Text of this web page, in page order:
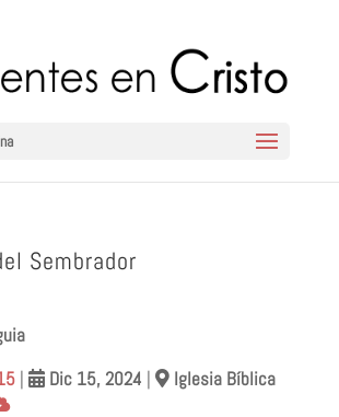
Sembrador
| Dic 15, 2024 |
Iglesia Bíblica